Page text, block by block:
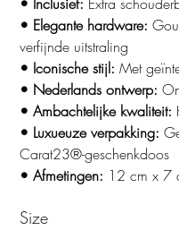
• Elegante hardware:
verfijnde uitstraling
• Iconische stijl:Met
• Nederlands ontwerp:
• Ambachtelijke kwaliteit:
• Luxueuze verpakking:
Carat23®-geschenkdoos
• Afmetingen: 12 cm x 7
Size